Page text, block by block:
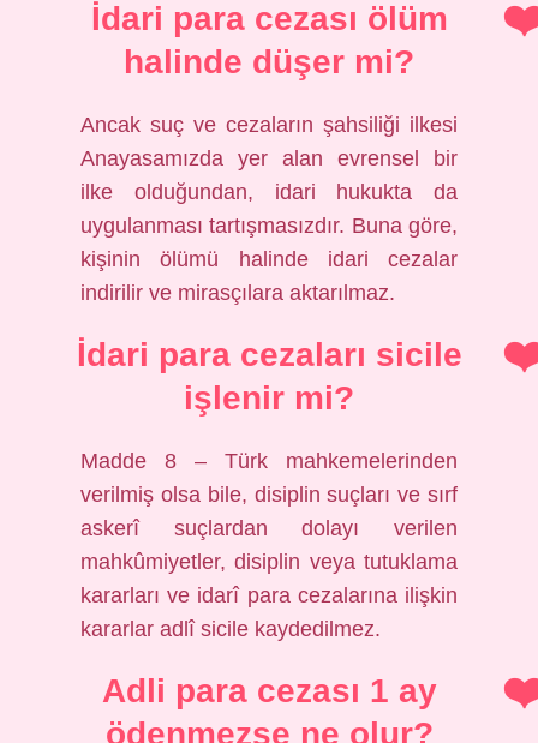
İdari para cezası ölüm
halinde düşer mi?
Ancak suç ve cezaların şahsiliği ilkesi
Anayasamızda yer alan evrensel bir
ilke olduğundan, idari hukukta da
uygulanması tartışmasızdır. Buna göre,
kişinin ölümü halinde idari cezalar
indirilir ve mirasçılara aktarılmaz.
İdari para cezaları sicile
işlenir mi?
Madde 8 – Türk mahkemelerinden
verilmiş olsa bile, disiplin suçları ve sırf
askerî suçlardan dolayı verilen
mahkûmiyetler, disiplin veya tutuklama
kararları ve idarî para cezalarına ilişkin
kararlar adlî sicile kaydedilmez.
Adli para cezası 1 ay
ödenmezse ne olur?